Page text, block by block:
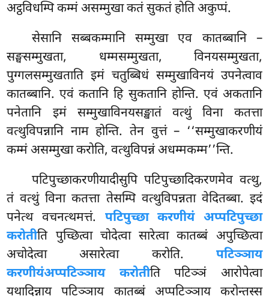
अट्ठविधम्पि कम्मं असम्मुखा कतं सुकतं होति अकुप्पं.
सेसानि सब्बकम्मानि सम्मुखा एव कातब्बानि –
सङ्घसम्मुखता, धम्मसम्मुखता, विनयसम्मुखता,
पुग्गलसम्मुखताति इमं चतुब्बिधं सम्मुखाविनयं उपनेत्वाव
कातब्बानि. एवं कतानि हि सुकतानि होन्ति. एवं अकतानि
पनेतानि इमं सम्मुखाविनयसङ्खातं वत्थुं विना कतत्ता
वत्थुविपन्नानि नाम होन्ति. तेन वुत्तं – ‘‘सम्मुखाकरणीयं
कम्मं असम्मुखा करोति, वत्थुविपन्नं अधम्मकम्म’’न्ति.
पटिपुच्छाकरणीयादीसुपि पटिपुच्छादिकरणमेव वत्थु,
तं वत्थुं विना कतत्ता तेसम्पि वत्थुविपन्नता वेदितब्बा. इदं
पनेत्थ वचनत्थमत्तं. पटिपुच्छा करणीयं अप्पटिपुच्छा
करोतीति पुच्छित्वा चोदेत्वा सारेत्वा कातब्बं अपुच्छित्वा
अचोदेत्वा असारेत्वा करोति. पटिञ्ञाय
करणीयंअप्पटिञ्ञाय करोतीति पटिञ्ञं आरोपेत्वा
यथादिन्नाय पटिञ्ञाय कातब्बं अप्पटिञ्ञाय करोन्तस्स